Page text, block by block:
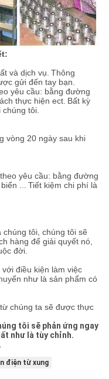
và dịch vụ. Thông
gửi đến tay bạn.
yêu cầu: bằng đường
thực hiện ect. Bất kỳ
chúng tôi.
vòng 20 ngày sau khi
yêu cầu: bằng đường
... Tiết kiệm chi phí là
tôi, chúng tôi sẽ
hàng để giải quyết nó,
đời.
điều kiện làm việc
như là sản phẩm có
chúng ta sẽ được thực
tôi sẽ phản ứng ngay
như là tùy chỉnh.
điện từ xung